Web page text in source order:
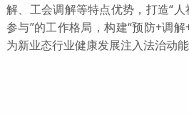
解、工会调解等特点优势，打造“
参与”的工作格局，构建“预防+调解
为新业态行业健康发展注入法治动